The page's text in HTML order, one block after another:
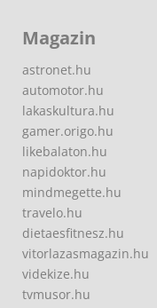
Magazin
astronet.hu
automotor.hu
lakaskultura.hu
gamer.origo.hu
likebalaton.hu
napidoktor.hu
mindmegette.hu
travelo.hu
dietaesfitnesz.hu
vitorlazasmagazin.hu
videkize.hu
tvmusor.hu